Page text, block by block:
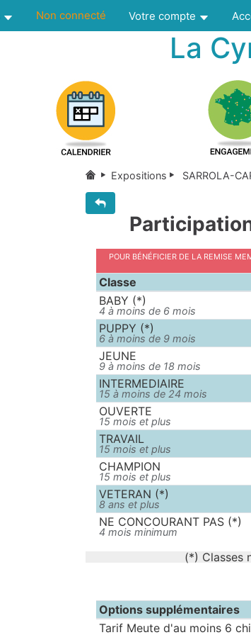
Non connecté Votre compte
La
Expositions SARROLA-
Pour bénéficier de la Remise
Classe
BABY (*)
4 à moins de 6 mois
PUPPY (*)
6 à moins de 9 mois
JEUNE
9 à moins de 18 mois
INTERMEDIAIRE
15 à moins de 24 mois
OUVERTE
15 mois et plus
TRAVAIL
15 mois et plus
CHAMPION
15 mois et plus
VETERAN (*)
8 ans et plus
NE CONCOURANT PAS (*)
4 mois minimum
(*) Classes
Options supplémentaires
Tarif Meute d'au moins 6